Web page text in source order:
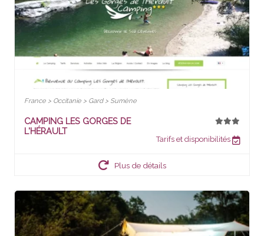
France > Occitanie > Gard > Sumène
CAMPING LES GORGES DE
L'HÉRAULT
Tarifs et disponibilités
Plus de détails